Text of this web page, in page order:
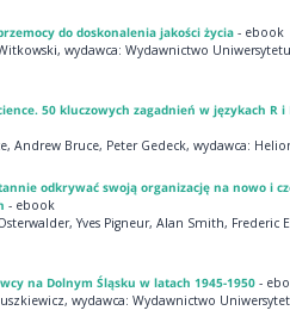
do doskonalenia jakości życia- ebook
wydawca: Wydawnictwo Uniwersytetu
50 kluczowych zagadnień w językach R i
Andrew Bruce, Peter Gedeck, wydawca:
odkrywać swoją organizację na nowo i
- ebook
Yves Pigneur, Alan Smith, Frederic
na Dolnym Śląsku w latach 1945-1950 -
wydawca: Wydawnictwo